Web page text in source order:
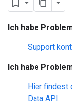
Ich habe
Support
Ich habe
Hier findest
Data API.